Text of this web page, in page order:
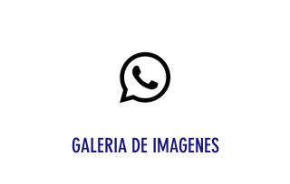
Contacto
GALERIA DE IMAGENES